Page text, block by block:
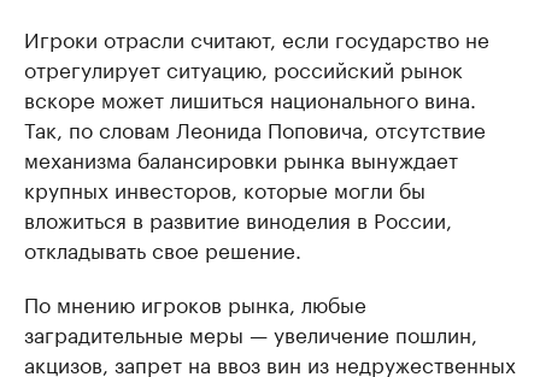
Игроки отрасли считают, если государство не
отрегулирует ситуацию, российский рынок
вскоре может лишиться национального вина.
Так, по словам Леонида Поповича, отсутствие
механизма балансировки рынка вынуждает
крупных инвесторов, которые могли бы
вложиться в развитие виноделия в России,
откладывать свое решение.
По мнению игроков рынка, любые
заградительные меры — увеличение пошлин,
акцизов, запрет на ввоз вин из недружественных